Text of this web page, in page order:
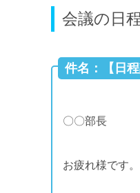
会議の日
件名：【日
〇〇部長
お疲れ様です。